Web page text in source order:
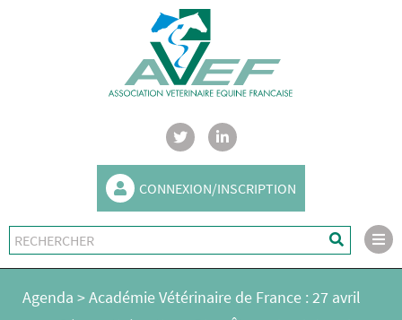
CONNEXION/INSCRIPTION
Agenda >Académie Vétérinaire de France : 27 avril